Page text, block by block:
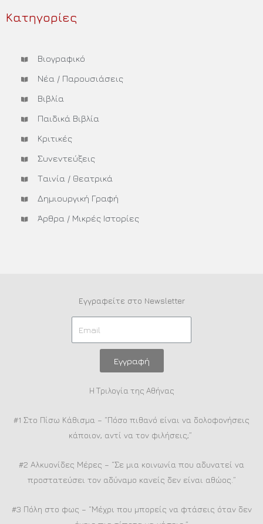
Κατηγορίες
Βιογραφικό
Νέα / Παρουσιάσεις
Βιβλία
Παιδικά Βιβλία
Κριτικές
Συνεντεύξεις
Ταινία / Θεατρικά
Δημιουργική Γραφή
Άρθρα / Μικρές Ιστορίες
Εγγραφείτε στο Newsletter
Εγγραφή
Η Τριλογία της Αθήνας
#1 Στο Πίσω Κάθισμα – “Πόσο πιθανό είναι να δολοφονήσεις
κάποιον, αντί να τον φιλήσεις;”
#2 Αλκυονίδες Μέρες – “Σε μια κοινωνία που αδυνατεί να
προστατεύσει τον αδύναμο κανείς δεν είναι αθώος.”
#3 Πόλη στο φως – “Μέχρι που μπορείς να φτάσεις όταν δεν